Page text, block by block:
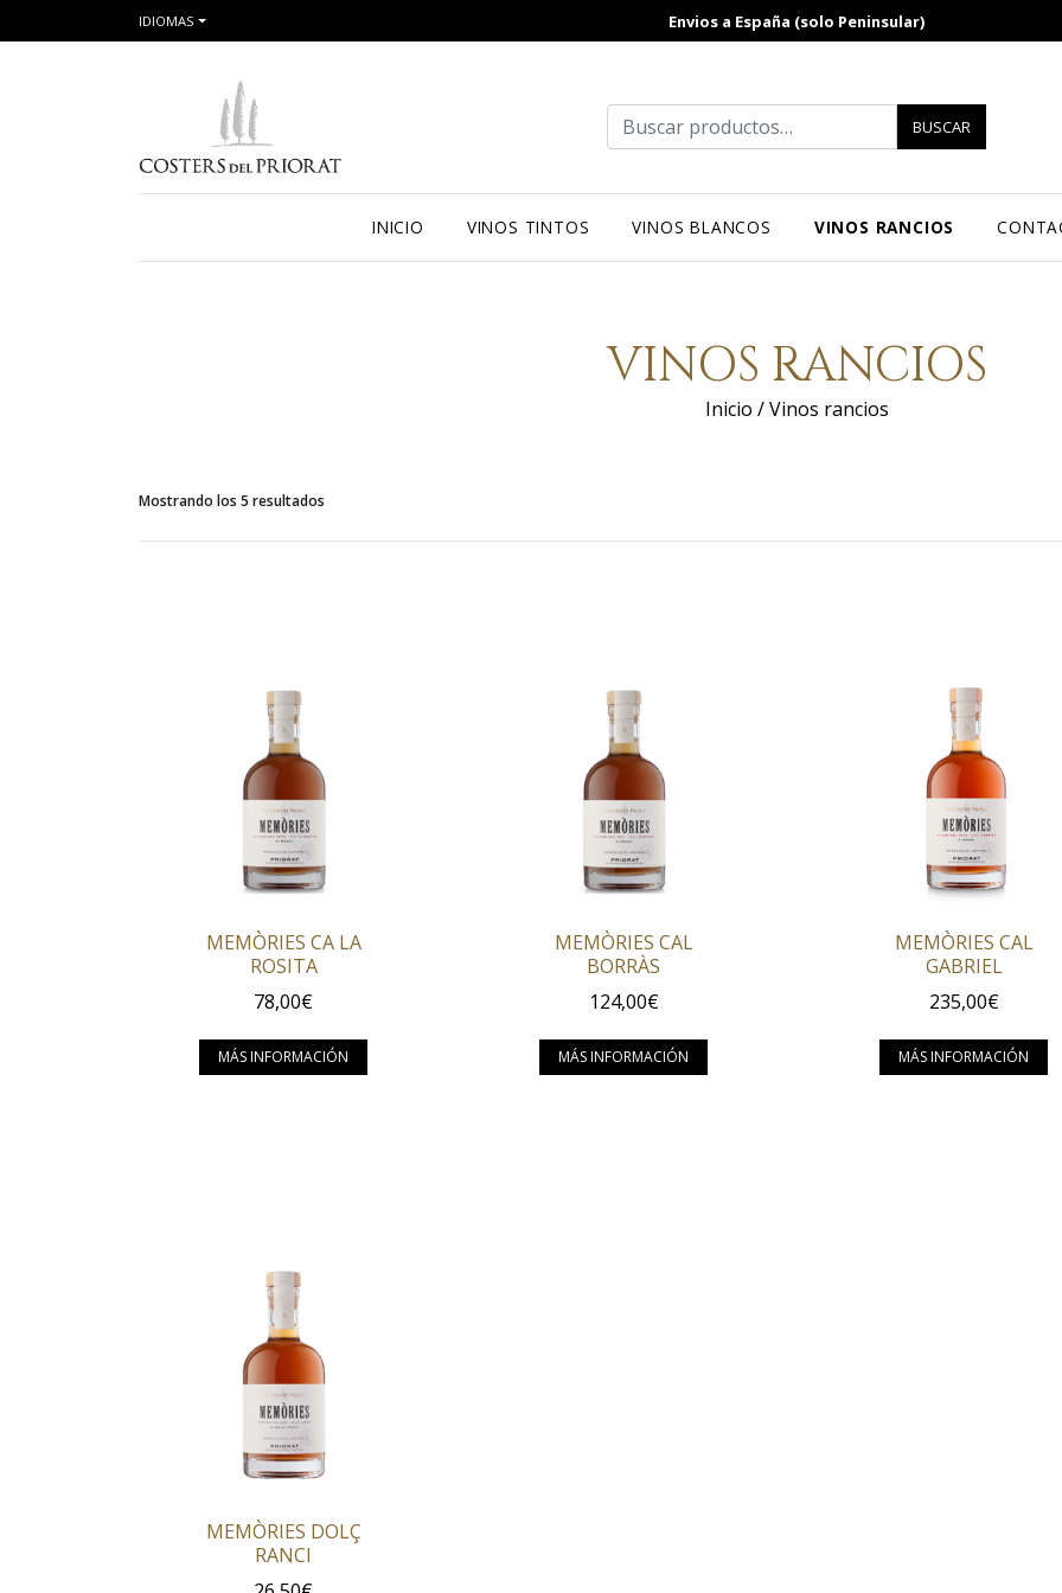
IDIOMAS Envios a España (solo Peninsular)
INICIO VINOS TINTOS VINOS BLANCOS VINOS RANCIOS
BUSCAR
VINOS RANCIOS
Inicio / Vinos rancios
Mostrando los 5 resultados
MEMÒRIES CA LA
ROSITA
78,00€
MÁS INFORMACIÓN
Este producto tiene múltiples variantes. Las opciones se pueden elegir en la
MEMÒRIES CAL
BORRÀS
124,00€
MÁS INFORMACIÓN
Este producto tiene múltiples
MEMÒRIES CAL
GABRIEL
235,00€
MÁS INFORMACIÓN
MEMÒRIES DOLÇ
RANCI